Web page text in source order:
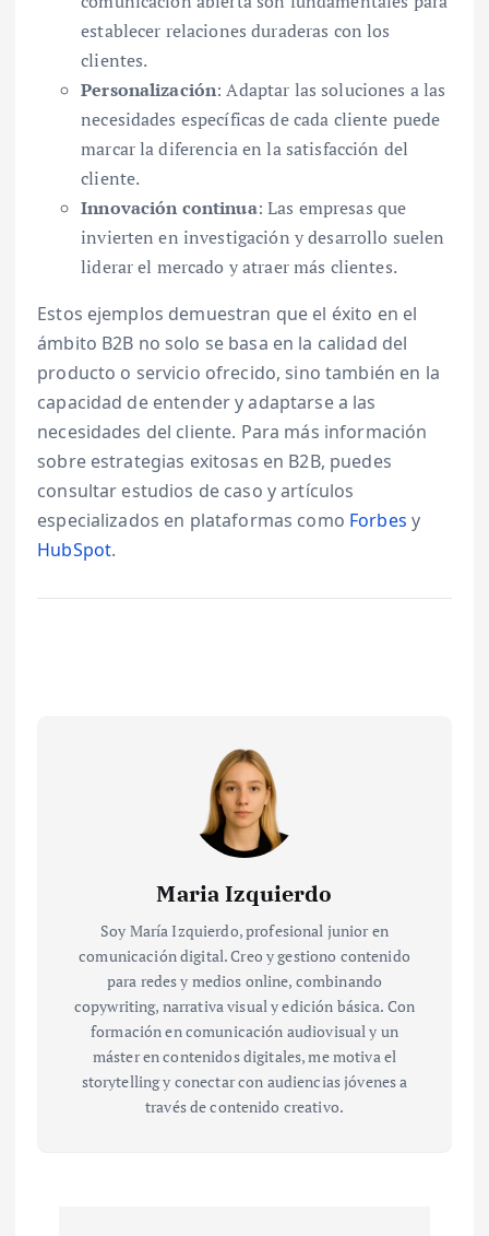
establecer relaciones duraderas con los
clientes.
Personalización: Adaptar las soluciones a las
necesidades específicas de cada cliente puede
marcar la diferencia en la satisfacción del
cliente.
Innovación continua: Las empresas que
invierten en investigación y desarrollo suelen
liderar el mercado y atraer más clientes.
Estos ejemplos demuestran que el éxito en el
ámbito B2B no solo se basa en la calidad del
producto o servicio ofrecido, sino también en la
capacidad de entender y adaptarse a las
necesidades del cliente. Para más información
sobre estrategias exitosas en B2B, puedes
consultar estudios de caso y artículos
especializados en plataformas como Forbes y
HubSpot.
Maria Izquierdo
Soy María Izquierdo, profesional junior en
comunicación digital. Creo y gestiono contenido
para redes y medios online, combinando
copywriting, narrativa visual y edición básica. Con
formación en comunicación audiovisual y un
máster en contenidos digitales, me motiva el
storytelling y conectar con audiencias jóvenes a
través de contenido creativo.